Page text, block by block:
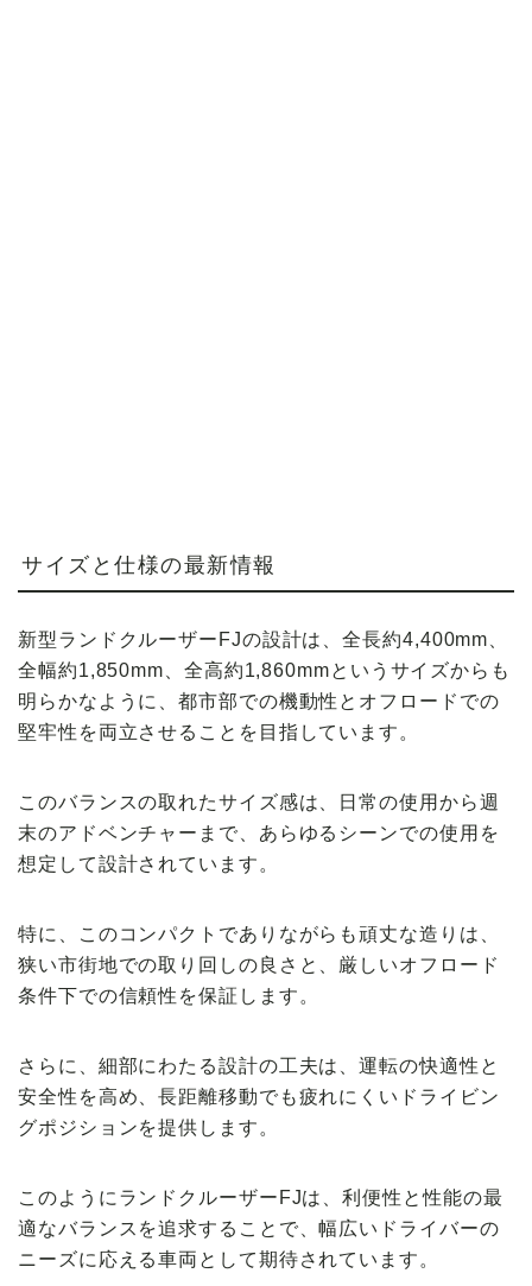
サイズと仕様の最新情報
新型ランドクルーザーFJの設計は、全長約4,400mm、
全幅約1,850mm、全高約1,860mmというサイズからも
明らかなように、都市部での機動性とオフロードでの
堅牢性を両立させることを目指しています。
このバランスの取れたサイズ感は、日常の使用から週
末のアドベンチャーまで、あらゆるシーンでの使用を
想定して設計されています。
特に、このコンパクトでありながらも頑丈な造りは、
狭い市街地での取り回しの良さと、厳しいオフロード
条件下での信頼性を保証します。
さらに、細部にわたる設計の工夫は、運転の快適性と
安全性を高め、長距離移動でも疲れにくいドライビン
グポジションを提供します。
このようにランドクルーザーFJは、利便性と性能の最
適なバランスを追求することで、幅広いドライバーの
ニーズに応える車両として期待されています。